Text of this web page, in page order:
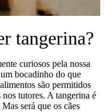
tangerina?
curiosos pela nossa
bocadinho do que
são permitidos
tutores. A tangerina é
será que os cães